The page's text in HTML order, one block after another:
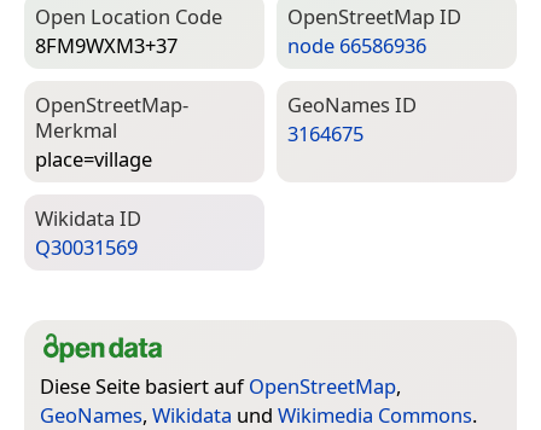
Open Location Code
8FM9WXM3+37
Open­Street­Map ID
node 66586936
Open­Street­Map-
Merkmal
place=­village
Geo­Names ID
3164675
Wiki­data ID
Q30031569
Diese Seite basiert aufOpenStreetMap,
GeoNames, Wikidata und Wikimedia Commons.